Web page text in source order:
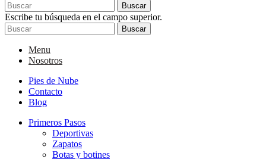
Buscar
Escribe tu búsqueda en el campo superior.
Buscar
Menu
Nosotros
Pies de Nube
Contacto
Blog
Primeros Pasos
Deportivas
Zapatos
Botas y botines